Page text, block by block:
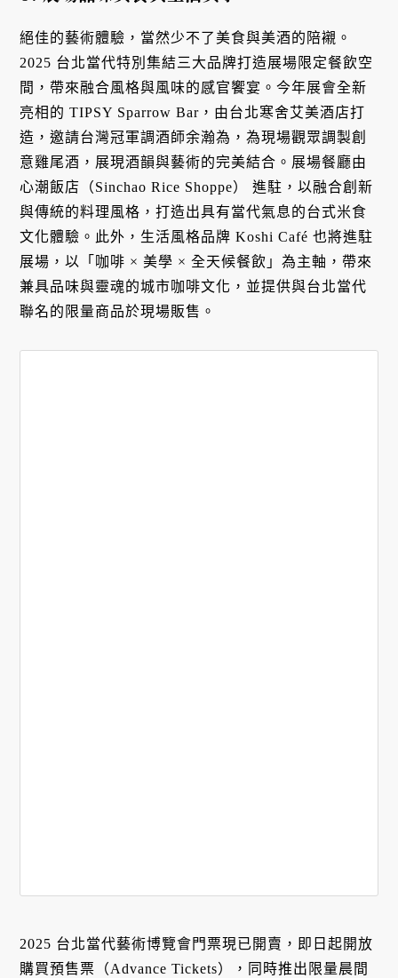
絕佳的藝術體驗，當然少不了美食與美酒的陪襯。
2025 台北當代特別集結三大品牌打造展場限定餐飲空
間，帶來融合風格與風味的感官饗宴。今年展會全新
亮相的 TIPSY Sparrow Bar，由台北寒舍艾美酒店打
造，邀請台灣冠軍調酒師余瀚為，為現場觀眾調製創
意雞尾酒，展現酒韻與藝術的完美結合。展場餐廳由
心潮飯店（Sinchao Rice Shoppe） 進駐，以融合創新
與傳統的料理風格，打造出具有當代氣息的台式米食
文化體驗。此外，生活風格品牌 Koshi Café 也將進駐
展場，以「咖啡 × 美學 × 全天候餐飲」為主軸，帶來
兼具品味與靈魂的城市咖啡文化，並提供與台北當代
聯名的限量商品於現場販售。
2025 台北當代藝術博覽會門票現已開賣，即日起開放
購買預售票（Advance Tickets），同時推出限量晨間